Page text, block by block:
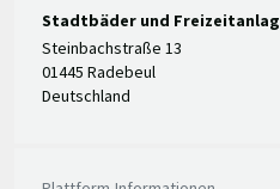
Stadtbäder und
Steinbachstraße 13
01445 Radebeul
Deutschland